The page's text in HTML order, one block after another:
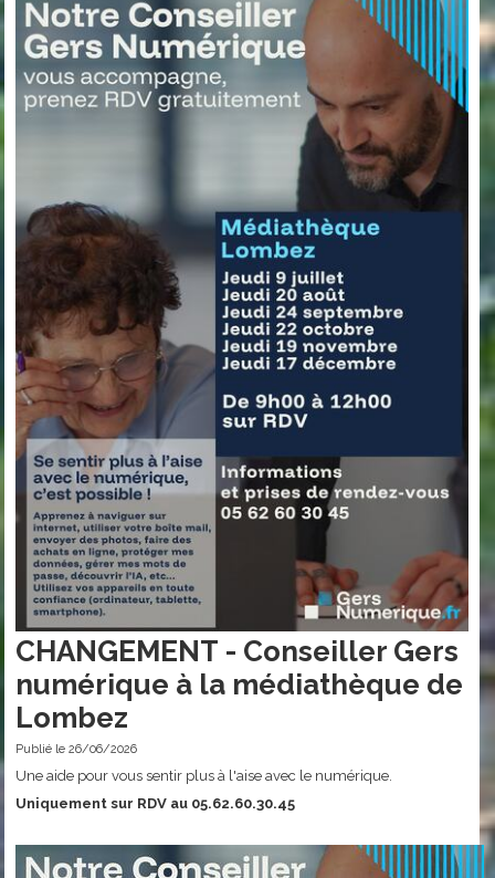
CHANGEMENT - Conseiller Gers
numérique à la médiathèque de
Lombez
Publié le 26/06/2026
Une aide pour vous sentir plus à l'aise avec le numérique.
Uniquement sur RDV au 05.62.60.30.45